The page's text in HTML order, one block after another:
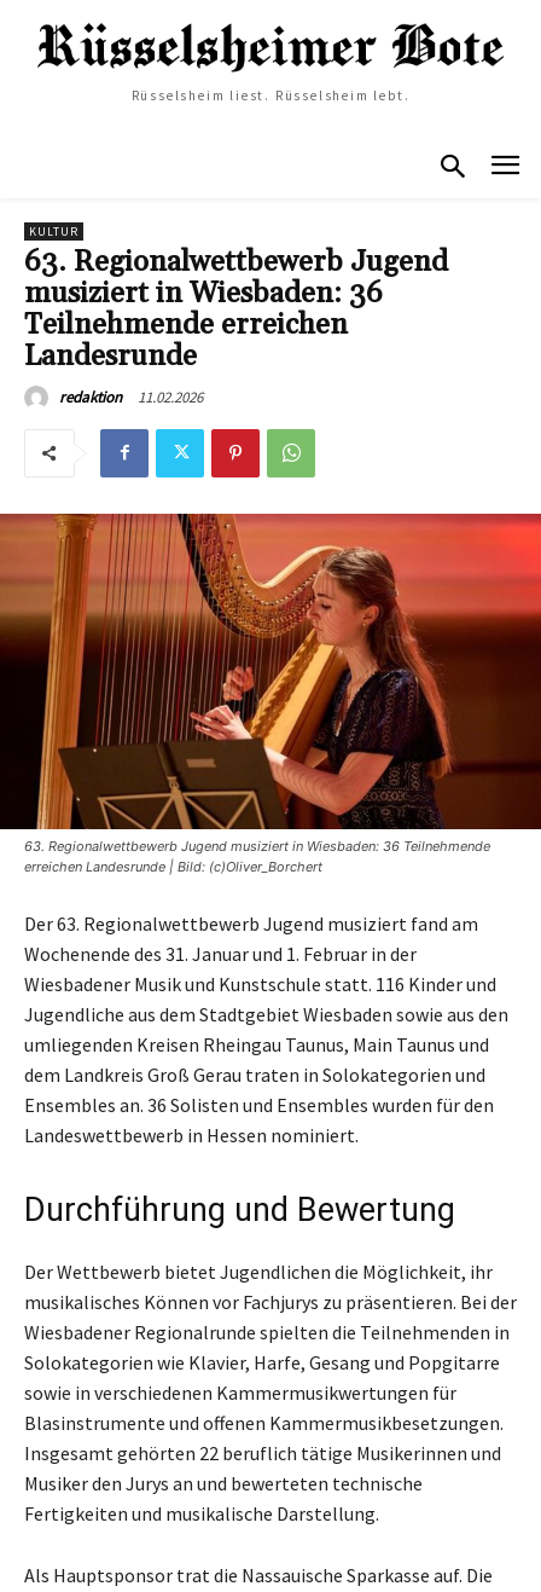
Rüsselsheim liest. Rüsselsheim lebt.
KULTUR
63. Regionalwettbewerb Jugend
musiziert in Wiesbaden: 36
Teilnehmende erreichen
Landesrunde
redaktion 11.02.2026
63. Regionalwettbewerb Jugend musiziert in Wiesbaden: 36 Teilnehmende
erreichen Landesrunde | Bild: (c)Oliver_Borchert
Der 63. Regionalwettbewerb Jugend musiziert fand am
Wochenende des 31. Januar und 1. Februar in der
Wiesbadener Musik und Kunstschule statt. 116 Kinder und
Jugendliche aus dem Stadtgebiet Wiesbaden sowie aus den
umliegenden Kreisen Rheingau Taunus, Main Taunus und
dem Landkreis Groß Gerau traten in Solokategorien und
Ensembles an. 36 Solisten und Ensembles wurden für den
Landeswettbewerb in Hessen nominiert.
Durchführung und Bewertung
Der Wettbewerb bietet Jugendlichen die Möglichkeit, ihr
musikalisches Können vor Fachjurys zu präsentieren. Bei der
Wiesbadener Regionalrunde spielten die Teilnehmenden in
Solokategorien wie Klavier, Harfe, Gesang und Popgitarre
sowie in verschiedenen Kammermusikwertungen für
Blasinstrumente und offenen Kammermusikbesetzungen.
Insgesamt gehörten 22 beruflich tätige Musikerinnen und
Musiker den Jurys an und bewerteten technische
Fertigkeiten und musikalische Darstellung.
Als Hauptsponsor trat die Nassauische Sparkasse auf. Die